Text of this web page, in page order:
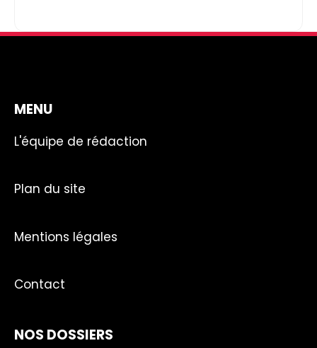
MENU
L'équipe de rédaction
Plan du site
Mentions légales
Contact
NOS DOSSIERS